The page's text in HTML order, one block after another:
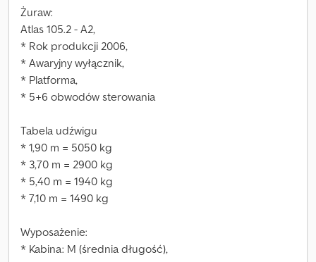
Żuraw:
Atlas 105.2 - A2,
* Rok produkcji 2006,
* Awaryjny wyłącznik,
* Platforma,
* 5+6 obwodów sterowania
Tabela udźwigu
* 1,90 m = 5050 kg
* 3,70 m = 2900 kg
* 5,40 m = 1940 kg
* 7,10 m = 1490 kg
Wyposażenie:
* Kabina: M (średnia długość),